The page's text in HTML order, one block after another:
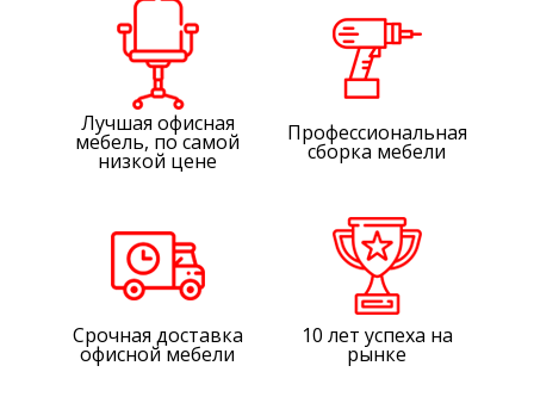
Лучшая офисная
мебель, по самой
низкой цене
Профессиональная
сборка мебели
Срочная доставка
офисной мебели
10 лет успеха на
рынке